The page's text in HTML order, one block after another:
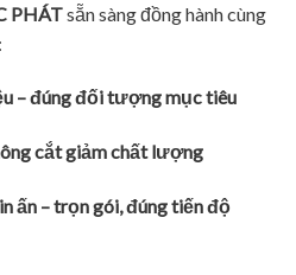
PHÁTsẵn sàng đồng hành cùng
– đúng đối tượng mục tiêu
cắt giảm chất lượng
ấn – trọn gói, đúng tiến độ